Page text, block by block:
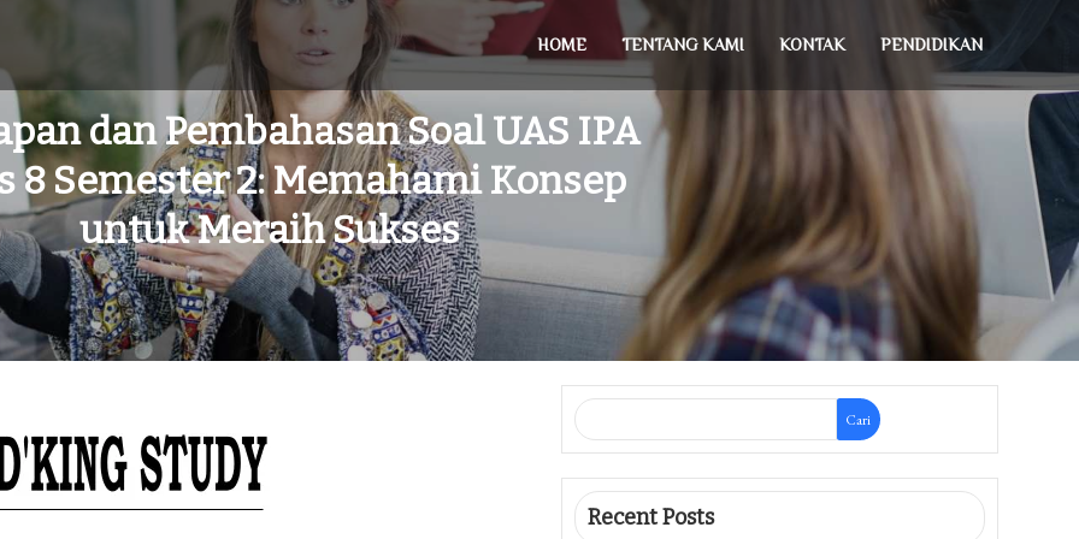
HOME TENTANG KAMI KONTAK PENDIDIKAN
dan Pembahasan Soal UAS IPA
8 Semester 2: Memahami Konsep
untuk Meraih Sukses
Cari
Recent Posts